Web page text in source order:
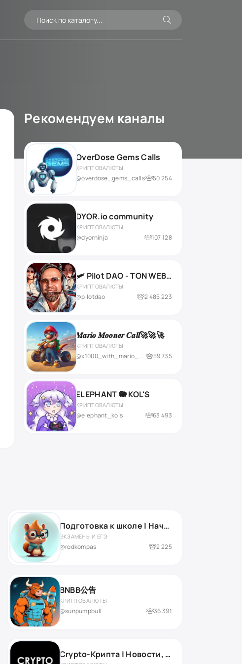
Рекомендуем каналы
OverDose Gems Calls
КРИПТОВАЛЮТЫ
@overdose_gems_calls 50 254
DYOR.io community
КРИПТОВАЛЮТЫ
@dyorninja 107 128
🛩 Pilot DAO - TON WEB3 GameFi
КРИПТОВАЛЮТЫ
@pilotdao 2 485 223
𝑴𝒂𝒓𝒊𝒐 𝑴𝒐𝒐𝒏𝒆𝒓 𝑪𝒂𝒍𝒍🚀🚀🚀
КРИПТОВАЛЮТЫ
@x1000_with_mario_mooner 59 735
ELEPHANT 🐘 KOL'S
КРИПТОВАЛЮТЫ
@elephant_kols 63 493
Подготовка к школе | Началка | Нейропсихолог
ЭКЗАМЕНЫ И ЕГЭ
@rodkompas 2 225
BNBB公告
КРИПТОВАЛЮТЫ
@sunpumpbull 36 391
Crypto-Крипта | Новости, прогнозы и аналитика